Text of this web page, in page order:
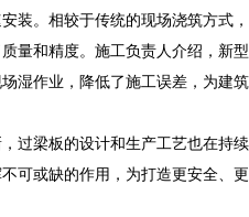
装。相较于传统的现场浇筑方式，
量和精度。施工负责人介绍，新型
湿作业，降低了施工误差，为建筑
过梁板的设计和生产工艺也在持续
可或缺的作用，为打造更安全、更